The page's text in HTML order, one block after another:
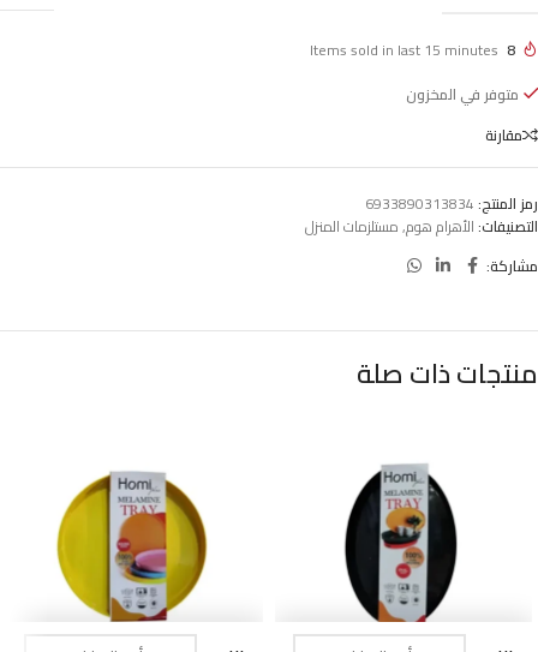
8
Items sold in last 15 minutes
متوفر في المخزون
مقارنة
رمز المنتج:6933890313834
التصنيفات:الأهرام هوم,مستلزمات المنزل
مشاركة:
منتجات ذات صلة